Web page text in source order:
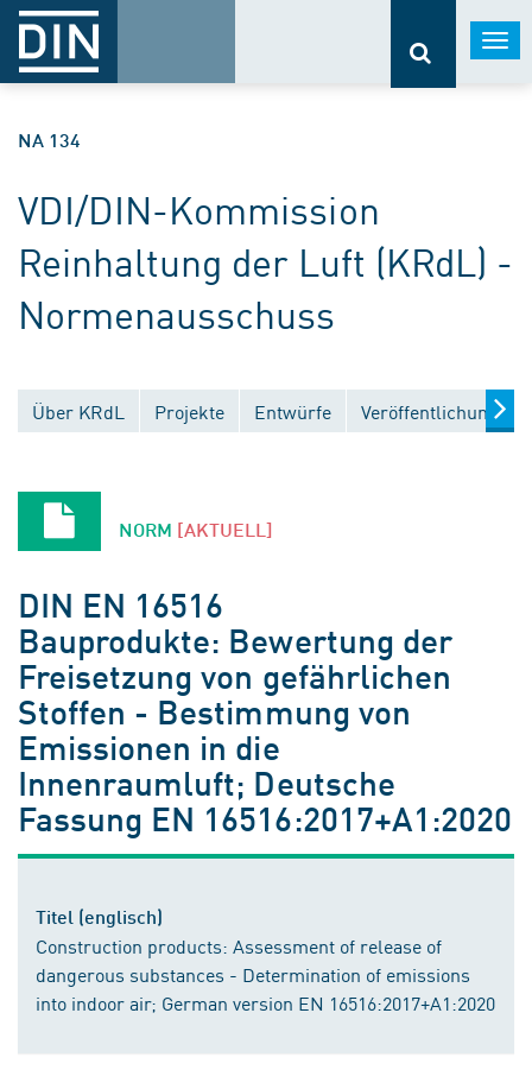
NA 134
VDI/DIN-Kommission
Reinhaltung der Luft (KRdL) -
Normenausschuss
Über KRdL Projekte Entwürfe Veröffentlichungen
NORM [AKTUELL]
DIN EN 16516
Bauprodukte: Bewertung der
Freisetzung von gefährlichen
Stoffen - Bestimmung von
Emissionen in die
Innenraumluft; Deutsche
Fassung EN 16516:2017+A1:2020
Titel (englisch)
Construction products: Assessment of release of
dangerous substances - Determination of emissions
into indoor air; German version EN 16516:2017+A1:2020